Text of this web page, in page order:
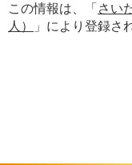
この情報は、「 さい
人）
」により登録さ